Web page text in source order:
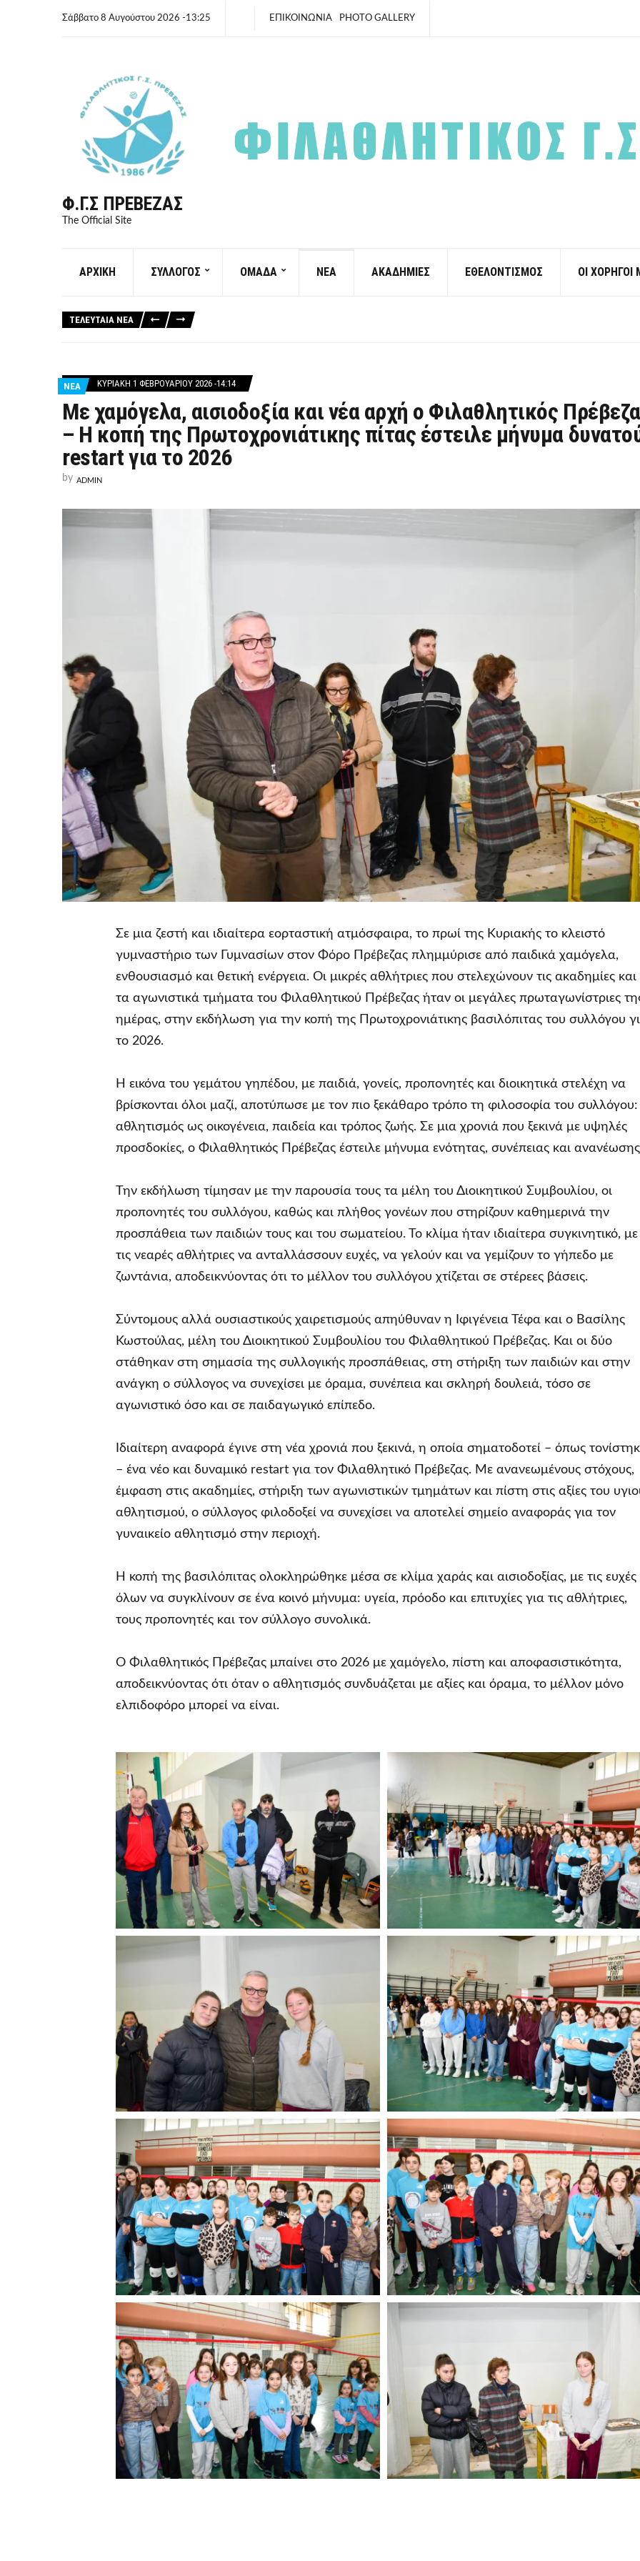
Σάββατο 8 Αυγούστου 2026 -13:25 ΕΠΙΚΟΙΝΩΝΙΑ PHOTO GALLERY
Φ.Γ.Σ ΠΡΈΒΕΖΑΣ
The Official Site
ΑΡΧΙΚΗ ΣΥΛΛΟΓΟΣ ΟΜΑΔΑ ΝΕΑ ΑΚΑΔΗΜΙΕΣ ΕΘΕΛΟΝΤΙΣΜΟΣ ΟΙ ΧΟΡΗΓΟΙ
ΤΕΛΕΥΤΑΙΑ ΝΕΑ
ΝΕΑ ΚΥΡΙΑΚΉ 1 ΦΕΒΡΟΥΑΡΊΟΥ 2026 -14:14
Με χαμόγελα, αισιοδοξία και νέα αρχή ο Φιλαθλητικός
– Η κοπή της Πρωτοχρονιάτικης πίτας έστειλε μήνυμα
restart για το 2026
by ADMIN
Σε μια ζεστή και ιδιαίτερα εορταστική ατμόσφαιρα, το πρωί της Κυριακής το κλειστό
γυμναστήριο των Γυμνασίων στον Φόρο Πρέβεζας πλημμύρισε από παιδικά χαμόγελα,
ενθουσιασμό και θετική ενέργεια. Οι μικρές αθλήτριες που στελεχώνουν τις ακαδημίες και
τα αγωνιστικά τμήματα του Φιλαθλητικού Πρέβεζας ήταν οι μεγάλες πρωταγωνίστριες
ημέρας, στην εκδήλωση για την κοπή της Πρωτοχρονιάτικης βασιλόπιτας του συλλόγου
το 2026.
Η εικόνα του γεμάτου γηπέδου, με παιδιά, γονείς, προπονητές και διοικητικά στελέχη να
βρίσκονται όλοι μαζί, αποτύπωσε με τον πιο ξεκάθαρο τρόπο τη φιλοσοφία του
αθλητισμός ως οικογένεια, παιδεία και τρόπος ζωής. Σε μια χρονιά που ξεκινά με υψηλές
προσδοκίες, ο Φιλαθλητικός Πρέβεζας έστειλε μήνυμα ενότητας, συνέπειας και
Την εκδήλωση τίμησαν με την παρουσία τους τα μέλη του Διοικητικού Συμβουλίου, οι
προπονητές του συλλόγου, καθώς και πλήθος γονέων που στηρίζουν καθημερινά την
προσπάθεια των παιδιών τους και του σωματείου. Το κλίμα ήταν ιδιαίτερα συγκινητικό, με
τις νεαρές αθλήτριες να ανταλλάσσουν ευχές, να γελούν και να γεμίζουν το γήπεδο με
ζωντάνια, αποδεικνύοντας ότι το μέλλον του συλλόγου χτίζεται σε στέρεες βάσεις.
Σύντομους αλλά ουσιαστικούς χαιρετισμούς απηύθυναν η Ιφιγένεια Τέφα και ο Βασίλης
Κωστούλας, μέλη του Διοικητικού Συμβουλίου του Φιλαθλητικού Πρέβεζας. Και οι δύο
στάθηκαν στη σημασία της συλλογικής προσπάθειας, στη στήριξη των παιδιών και στην
ανάγκη ο σύλλογος να συνεχίσει με όραμα, συνέπεια και σκληρή δουλειά, τόσο σε
αγωνιστικό όσο και σε παιδαγωγικό επίπεδο.
Ιδιαίτερη αναφορά έγινε στη νέα χρονιά που ξεκινά, η οποία σηματοδοτεί – όπως
– ένα νέο και δυναμικό restart για τον Φιλαθλητικό Πρέβεζας. Με ανανεωμένους στόχους,
έμφαση στις ακαδημίες, στήριξη των αγωνιστικών τμημάτων και πίστη στις αξίες του
αθλητισμού, ο σύλλογος φιλοδοξεί να συνεχίσει να αποτελεί σημείο αναφοράς για τον
γυναικείο αθλητισμό στην περιοχή.
Η κοπή της βασιλόπιτας ολοκληρώθηκε μέσα σε κλίμα χαράς και αισιοδοξίας, με τις ευχές
όλων να συγκλίνουν σε ένα κοινό μήνυμα: υγεία, πρόοδο και επιτυχίες για τις αθλήτριες,
τους προπονητές και τον σύλλογο συνολικά.
Ο Φιλαθλητικός Πρέβεζας μπαίνει στο 2026 με χαμόγελο, πίστη και αποφασιστικότητα,
αποδεικνύοντας ότι όταν ο αθλητισμός συνδυάζεται με αξίες και όραμα, το μέλλον μόνο
ελπιδοφόρο μπορεί να είναι.